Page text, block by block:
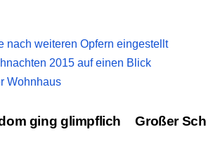
nach weiteren Opfern eingestellt
2015 auf einen Blick
Wohnhaus
Großer
ging glimpflich